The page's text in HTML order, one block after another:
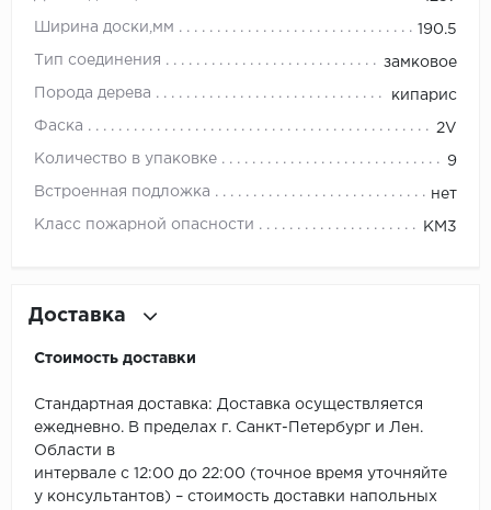
Quality Flooring
Smartprofile
SPC Flooring
Ширина доски,мм 190.5
Тип соединения замковое
Порода дерева кипарис
Фаска 2V
Количество в упаковке 9
Встроенная подложка нет
Класс пожарной опасности КМ3
Доставка
Стоимость доставки
Стандартная доставка: Доставка осуществляется
ежедневно. В пределах г. Санкт-Петербург и Лен.
Области в
интервале с 12:00 до 22:00 (точное время уточняйте
у консультантов) – стоимость доставки напольных